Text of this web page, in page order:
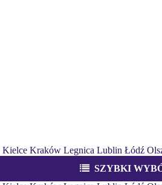
Kielce Kraków Legnica Lublin Łódź
SZYBKI